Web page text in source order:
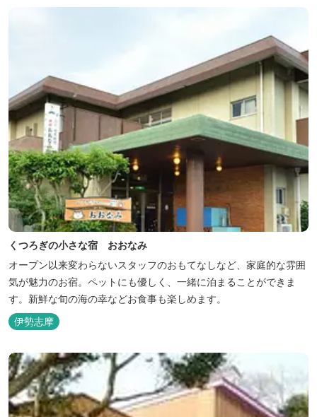
くつろぎの小さな宿 おおなみ
オープン以来変わらないスタッフのおもてなしなど、家庭的な雰囲
気が魅力のお宿。ペットにも優しく、一緒に泊まることができま
す。新鮮な旬の海の幸などお食事も楽しめます。
伊勢志摩